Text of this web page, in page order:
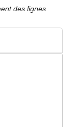
des lignes